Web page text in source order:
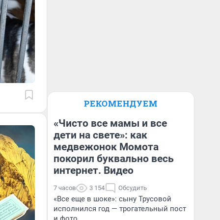
РЕКОМЕНДУЕМ
«Чисто все мамы и все
дети на свете»: как
медвежонок Момота
покорил буквально весь
интернет. Видео
7 часов 3 154 Обсудить
«Все еще в шоке»: сыну Трусовой
исполнился год — трогательный пост